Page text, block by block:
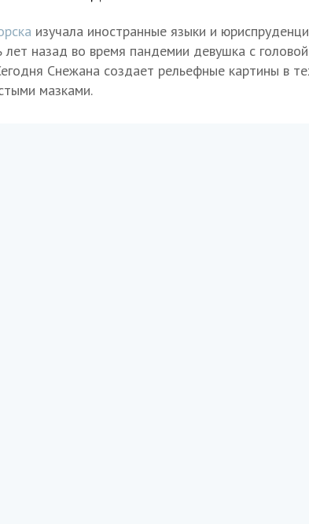
изучала иностранные языки и
лет назад во время пандемии девушка с
Снежана создает рельефные картины в
мазками.